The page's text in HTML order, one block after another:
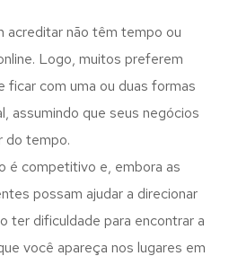
acreditar não têm tempo ou
Logo, muitos preferem
ficar com uma ou duas formas
assumindo que seus negócios
do tempo.
é competitivo e, embora as
possam ajudar a direcionar
ter dificuldade para encontrar a
você apareça nos lugares em